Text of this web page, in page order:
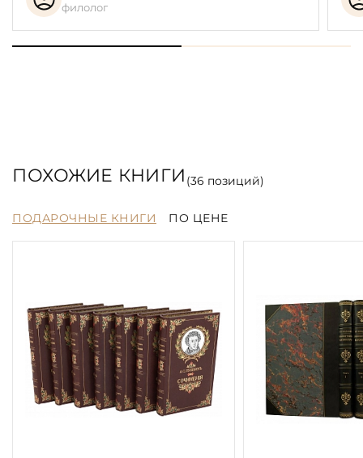
филолог
ПОХОЖИЕ КНИГИ (36 позиций)
ПОДАРОЧНЫЕ КНИГИ ПО ЦЕНЕ